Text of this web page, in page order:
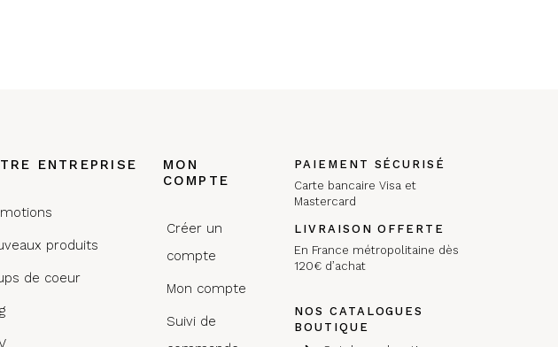
ENTREPRISE
produits
de coeur
MON
COMPTE
Créer un
compte
Mon compte
Suivi de
PAIEMENT SÉCURISÉ
Carte bancaire Visa et
Mastercard
LIVRAISON OFFERTE
En France métropolitaine dès
120€ d’achat
NOS CATALOGUES
BOUTIQUE